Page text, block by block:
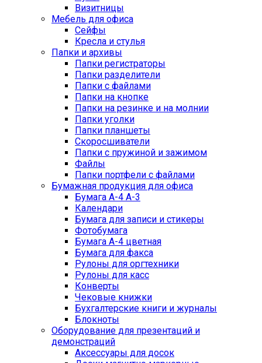
Визитницы
Мебель для офиса
Сейфы
Кресла и стулья
Папки и архивы
Папки регистраторы
Папки разделители
Папки с файлами
Папки на кнопке
Папки на резинке и на молнии
Папки уголки
Папки планшеты
Скоросшиватели
Папки с пружиной и зажимом
Файлы
Папки портфели с файлами
Бумажная продукция для офиса
Бумага А-4 А-3
Календари
Бумага для записи и стикеры
Фотобумага
Бумага А-4 цветная
Бумага для факса
Рулоны для оргтехники
Рулоны для касс
Конверты
Чековые книжки
Бухгалтерские книги и журналы
Блокноты
Оборудование для презентаций и
демонстраций
Аксессуары для досок